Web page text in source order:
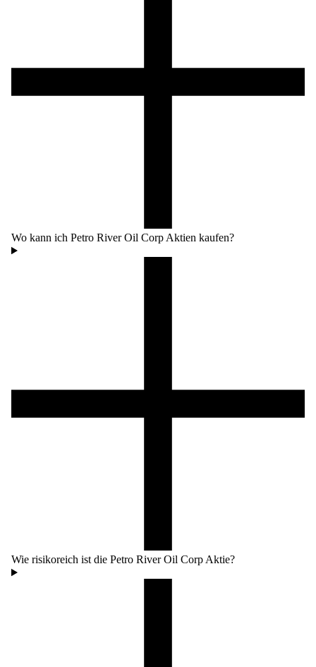
Wo kann ich Petro River Oil Corp Aktien kaufen?
Wie risikoreich ist die Petro River Oil Corp Aktie?